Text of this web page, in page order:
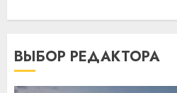
ВЫБОР РЕДАКТОРА